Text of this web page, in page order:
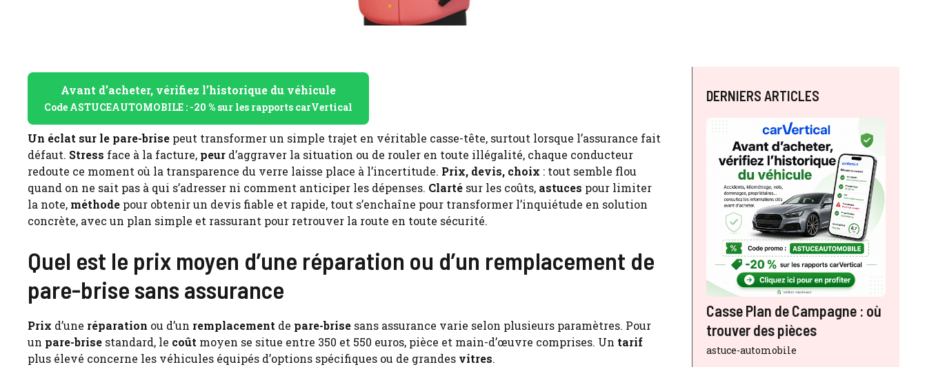
Avant d’acheter, vérifiez l’historique du véhicule
Code ASTUCEAUTOMOBILE : -20 % sur les rapports carVertical
Un éclat sur le pare-brise peut transformer un simple trajet en véritable casse-tête, surtout lorsque l’assurance fait
défaut. Stress face à la facture, peur d’aggraver la situation ou de rouler en toute illégalité, chaque conducteur
redoute ce moment où la transparence du verre laisse place à l’incertitude. Prix, devis, choix : tout semble flou
quand on ne sait pas à qui s’adresser ni comment anticiper les dépenses. Clarté sur les coûts, astuces pour limiter
la note, méthode pour obtenir un devis fiable et rapide, tout s’enchaîne pour transformer l’inquiétude en solution
concrète, avec un plan simple et rassurant pour retrouver la route en toute sécurité.
Quel est le prix moyen d’une réparation ou d’un remplacement de
pare-brise sans assurance
Prix d’une réparation ou d’un remplacement de pare-brise sans assurance varie selon plusieurs paramètres. Pour
un pare-brise standard, le coût moyen se situe entre 350 et 550 euros, pièce et main-d’œuvre comprises. Un tarif
plus élevé concerne les véhicules équipés d’options spécifiques ou de grandes vitres.
DERNIERS ARTICLES
Casse Plan de Campagne : où
trouver des pièces
astuce-automobile